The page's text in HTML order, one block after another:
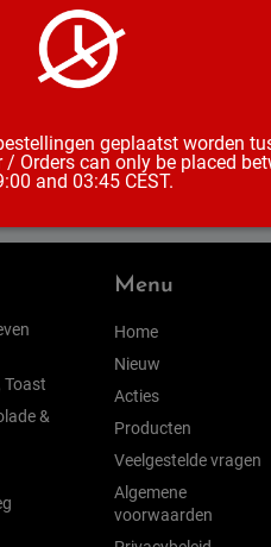
Toast
&
Menu
Home
Nieuw
Acties
Producten
Veelgestelde vragen
Algemene
voorwaarden
geplaatst worden
/ Orders can only be placed
and 03:45 CEST.